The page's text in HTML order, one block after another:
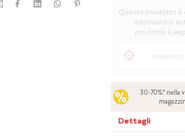
Questo prodotto è
informarsi in
prodotto è
30-70%* nella
Dettagli